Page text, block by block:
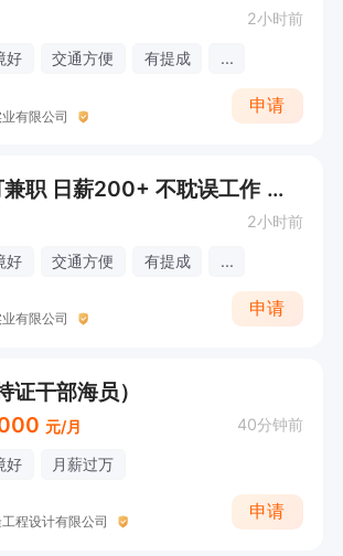
2小时前
好 交通方便 有提成 ...
有限公司
申请
日结工 可兼职 日薪200+ 不耽误工作 或找工作过渡
2小时前
好 交通方便 有提成 ...
有限公司
申请
证干部海员）
元/月 40分钟前
好 月薪过万
程设计有限公司
申请